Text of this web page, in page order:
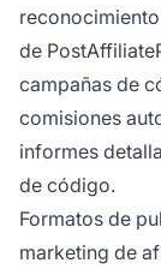
de
campañas de
comisiones
informes
de código.
Formatos de
marketing de